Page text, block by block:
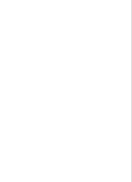
und Backen-